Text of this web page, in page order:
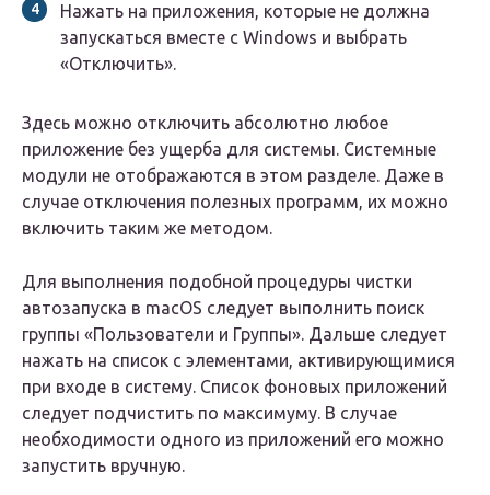
Нажать на приложения, которые не должна
запускаться вместе с Windows и выбрать
«Отключить».
Здесь можно отключить абсолютно любое
приложение без ущерба для системы. Системные
модули не отображаются в этом разделе. Даже в
случае отключения полезных программ, их можно
включить таким же методом.
Для выполнения подобной процедуры чистки
автозапуска в macOS следует выполнить поиск
группы «Пользователи и Группы». Дальше следует
нажать на список с элементами, активирующимися
при входе в систему. Список фоновых приложений
следует подчистить по максимуму. В случае
необходимости одного из приложений его можно
запустить вручную.